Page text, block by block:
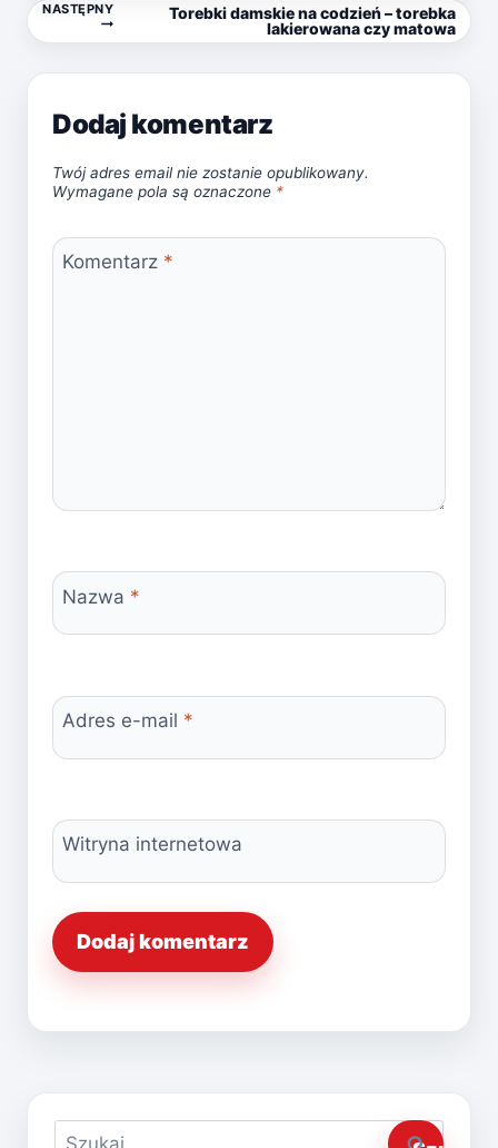
wpisu
NASTĘPNY
Torebki damskie na codzień – torebka
lakierowana czy matowa
Dodaj komentarz
Twój adres email nie zostanie opublikowany.
Wymagane pola są oznaczone *
Komentarz *
Nazwa *
Adres e-mail *
Witryna internetowa
Szukaj: